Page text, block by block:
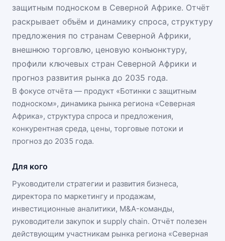
защитным подноском в Северной Африке. Отчёт
раскрывает объём и динамику спроса, структуру
предложения по странам Северной Африки,
внешнюю торговлю, ценовую конъюнктуру,
профили ключевых стран Северной Африки и
прогноз развития рынка до 2035 года.
В фокусе отчёта — продукт «Ботинки с защитным
подноском», динамика рынка региона «Северная
Африка», структура спроса и предложения,
конкурентная среда, цены, торговые потоки и
прогноз до 2035 года.
Для кого
Руководители стратегии и развития бизнеса,
директора по маркетингу и продажам,
инвестиционные аналитики, M&A-команды,
руководители закупок и supply chain. Отчёт полезен
действующим участникам рынка региона «Северная